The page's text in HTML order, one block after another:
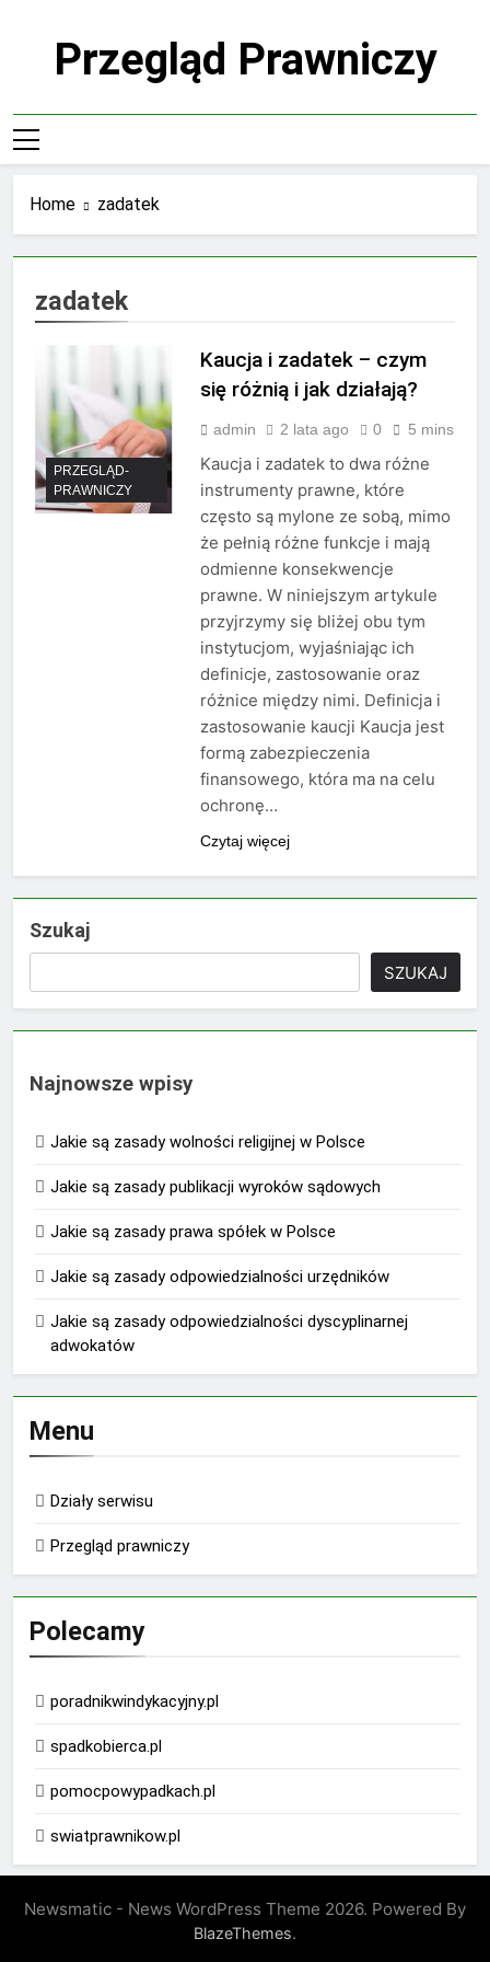
Przegląd Prawniczy
Home zadatek
zadatek
PRZEGLĄD-
PRAWNICZY
Kaucja i zadatek – czym
się różnią i jak działają?
admin 2 lata ago 0 5 mins
Kaucja i zadatek to dwa różne
instrumenty prawne, które
często są mylone ze sobą, mimo
że pełnią różne funkcje i mają
odmienne konsekwencje
prawne. W niniejszym artykule
przyjrzymy się bliżej obu tym
instytucjom, wyjaśniając ich
definicje, zastosowanie oraz
różnice między nimi. Definicja i
zastosowanie kaucji Kaucja jest
formą zabezpieczenia
finansowego, która ma na celu
ochronę…
Czytaj więcej
Szukaj
SZUKAJ
Najnowsze wpisy
Jakie są zasady wolności religijnej w Polsce
Jakie są zasady publikacji wyroków sądowych
Jakie są zasady prawa spółek w Polsce
Jakie są zasady odpowiedzialności urzędników
Jakie są zasady odpowiedzialności dyscyplinarnej
adwokatów
Menu
Działy serwisu
Przegląd prawniczy
Polecamy
poradnikwindykacyjny.pl
spadkobierca.pl
pomocpowypadkach.pl
swiatprawnikow.pl
Newsmatic - News WordPress Theme 2026. Powered By
BlazeThemes.